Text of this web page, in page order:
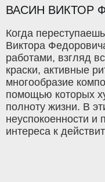
ВАСИН ВИКТОР
Когда
Виктора
работами, взгляд
краски, активные
многообразие
помощью которых
полноту жизни. В
неуспокоенности и
интереса к